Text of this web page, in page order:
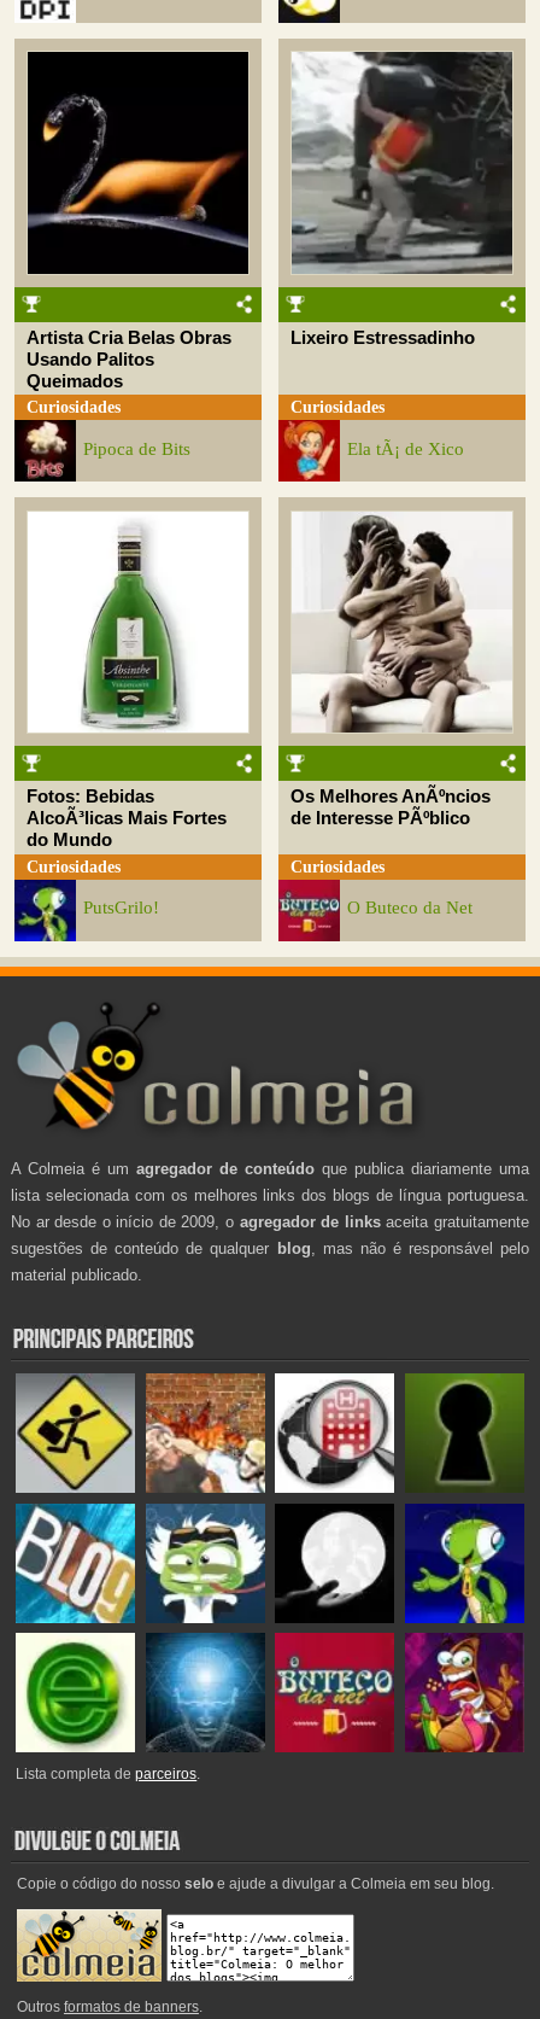
Artista Cria Belas Obras
Usando Palitos
Queimados
Curiosidades
Pipoca de Bits
Lixeiro Estressadinho
Curiosidades
Ela tÃ¡ de Xico
Fotos: Bebidas
AlcoÃ³licas Mais Fortes
do Mundo
Curiosidades
PutsGrilo!
Os Melhores AnÃºncios
de Interesse PÃºblico
Curiosidades
O Buteco da Net
A Colmeia é um agregador de conteúdo que publica diariamente uma
lista selecionada com os melhores links dos blogs de língua portuguesa.
No ar desde o início de 2009, o agregador de linksaceita gratuitamente
sugestões de conteúdo de qualquer blog , mas não é responsável pelo
material publicado.
Lista completa deparceiros.
Copie o código do nosso seloe ajude a divulgar a Colmeia em seu blog.
Outros formatos de banners.